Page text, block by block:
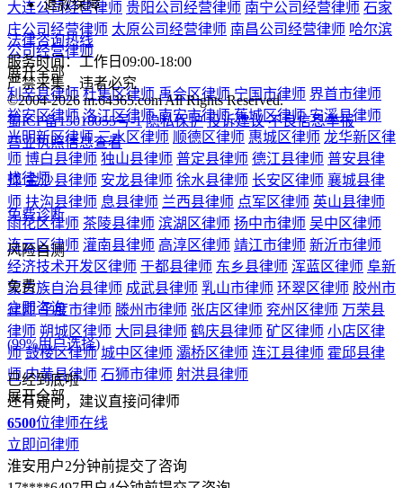
雨花区律师 茶陵县律师 滨湖区律师 扬中市律师 吴中区律师
连云区律师 灌南县律师
经济技术开发区律师 于都县律师
蒙古族自治县律师 成武县律师 乳山市律师 环翠区律师 胶州市
律师 平度市律师 滕州市律师 张店区律师 兖州区律师 万荣县
律师 朔城区律师 大同县律师 鹤庆县律师 矿区律师 小店区律
师 鼓楼区律师 城中区律师 灞桥区律师 连江县律师 霍邱县律
师 内黄县律师 石狮市律师 射洪县律师
展开全部
免费诊断
风险自测
免费
立即咨询
(99%用户选择)
已经到底啦~
还有疑问，建议直接问律师
6500位律师在线
立即问律师
淮安用户2分钟前提交了咨询
17****6497用户4分钟前提交了咨询
镇江用户2分钟前提交了咨询
淮安用户3分钟前提交了咨询
17****8659用户3分钟前提交了咨询
18****8165用户1分钟前提交了咨询
淮安用户2分钟前提交了咨询
17****6497用户4分钟前提交了咨询
镇江用户2分钟前提交了咨询
淮安用户3分钟前提交了咨询
17****8659用户3分钟前提交了咨询